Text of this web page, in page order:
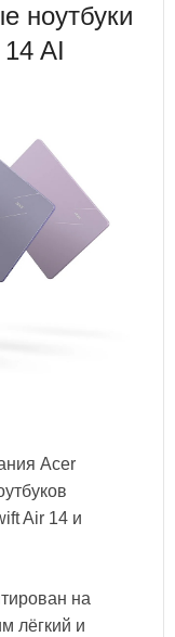
ноутбуки
AI
Acer
Air 14 и
на
лёгкий и